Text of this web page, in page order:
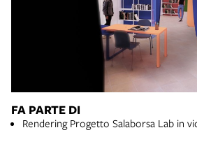
FA PARTE DI
Rendering Progetto Salaborsa Lab in